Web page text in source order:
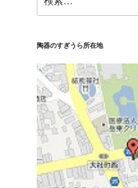
索:
陶器のすぎうら所在地